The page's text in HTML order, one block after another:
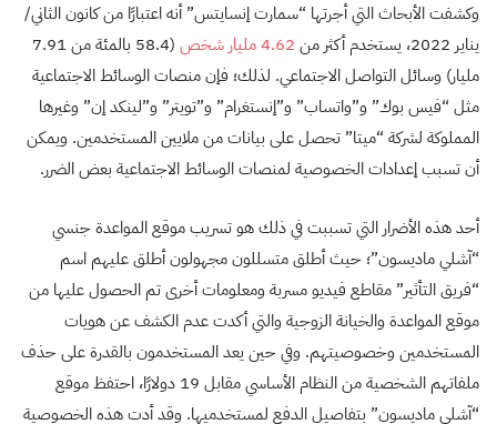
وكشفت الأبحاث التي أجرتها “سمارت إنسايتس” أنه اعتبارًا من كانون الثاني/
يناير 2022، يستخدم أكثر من
(58.4 بالمئة من 7.91
مليار) وسائل التواصل الاجتماعي. لذلك؛ فإن منصات الوسائط الاجتماعية
مثل “فيس بوك” و”واتساب” و”إنستغرام” و”تويتر” و”لينكد إن” وغيرها
المملوكة لشركة “ميتا” تحصل على بيانات من ملايين المستخدمين. ويمكن
أن تسبب إعدادات الخصوصية لمنصات الوسائط الاجتماعية بعض الضرر.
أحد هذه الأضرار التي تسببت في ذلك هو تسريب موقع المواعدة جنسي
“آشلي ماديسون”؛ حيث أطلق متسللون مجهولون أطلق عليهم اسم
“فريق التأثير” مقاطع فيديو مسربة ومعلومات أخرى تم الحصول عليها من
موقع المواعدة والخيانة الزوجية والتي أكدت عدم الكشف عن هويات
المستخدمين وخصوصيتهم. وفي حين يعد المستخدمون بالقدرة على حذف
ملفاتهم الشخصية من النظام الأساسي مقابل 19 دولارًا، احتفظ موقع
“آشلي ماديسون” بتفاصيل الدفع لمستخدميها. وقد أدت هذه الخصوصية